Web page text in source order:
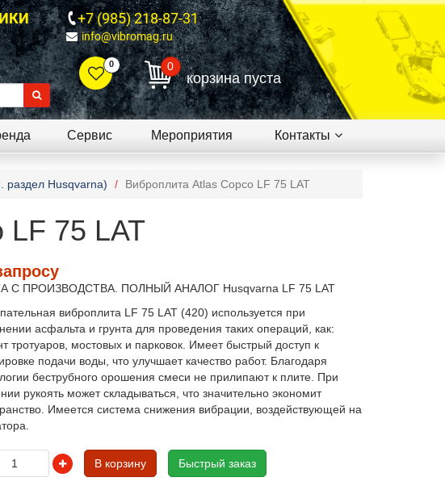
+7 (985) 218-87-31
info@vibromag.ru
0 0
корзина пуста
Сервис Мероприятия Контакты
раздел Husqvarna) Виброплита Atlas Copco LF 75 LAT
LF 75 LAT
С ПРОИЗВОДСТВА. ПОЛНЫЙ АНАЛОГ Husqvarna LF 75 LAT
виброплита LF 75 LAT (420) используется при
асфальта и грунта для проведения таких операций, как:
тротуаров, мостовых и парковок. Имеет быстрый доступ к
подачи воды, что улучшает качество работ. Благодаря
беструбного орошения смеси не прилипают к плите. При
рукоять может складываться, что значительно экономит
Имеется система снижения вибрации, воздействующей на
В корзину Быстрый заказ